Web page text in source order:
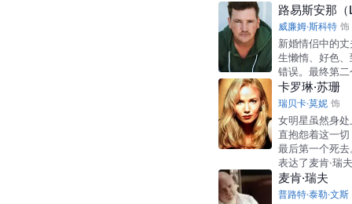
路易斯安那
威廉姆·斯科特 饰
新婚情侣中的
生懒惰、好色
错误。最终第
卡罗琳·苏珊
瑞贝卡·莫妮 饰
女明星虽然身
直抱怨着这一
最后第一个死
表达了麦肯·瑞
麦肯·瑞夫
普路特·泰勒·文斯